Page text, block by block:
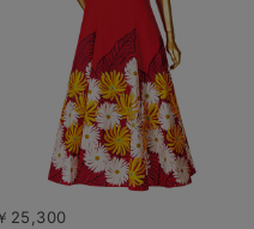
25,300